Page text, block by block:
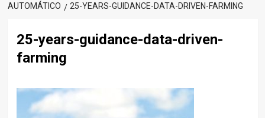
AUTOMÁTICO
25-YEARS-GUIDANCE-DATA-DRIVEN-FARMING
25-years-guidance-data-driven-
farming